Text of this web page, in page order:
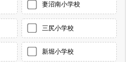
妻沼南小学校
三尻小学校
新堀小学校